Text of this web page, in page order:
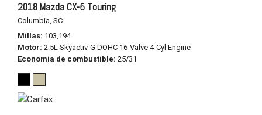
2018 Mazda CX-5 Touring
Columbia, SC
Millas 103,194
Motor 2.5L Skyactiv-G DOHC 16-Valve 4-Cyl Engine
Economía de combustible 25/31